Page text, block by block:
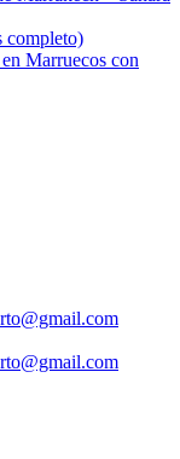
completo)
Marruecos con